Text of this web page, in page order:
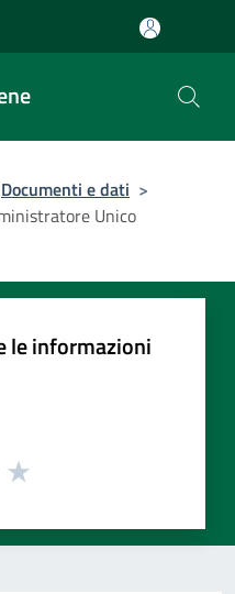
Documenti e dati >
Unico
le informazioni